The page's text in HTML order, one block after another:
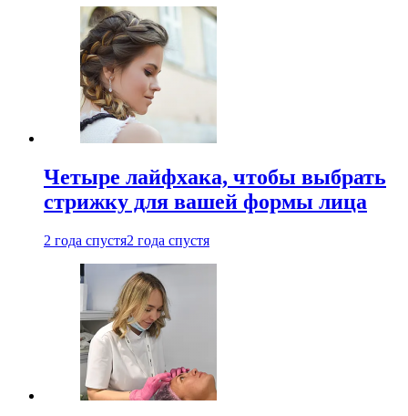
Четыре лайфхака, чтобы выбрать
стрижку для вашей формы лица
2 года спустя2 года спустя